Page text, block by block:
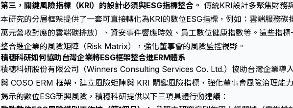
第三，關鍵風險指標（KRI）的設計必須與ESG指標整合。 傳統KRI設計多聚焦財務
本研究的分層框架提供了一套可直接轉化為KRI的數位ESG指標，例如：雲端服務碳
萬元營收對應的雲端碳排放）、資安事件響應時效、員工數位健康指數等。這些指
整合進企業的風險矩陣（Risk Matrix），強化董事會的風險監控視野。
積穗科研如何協助台灣企業將ESG框架整合進ERM體系
積穗科研股份有限公司（Winners Consulting Services Co. Ltd.）協助台灣企業導
與 COSO ERM 框架，建立風險矩陣與 KRI 關鍵風險指標，強化董事會風險治理能
揭示的數位ESG新興風險，積穗科研提供以下三項具體行動建議：